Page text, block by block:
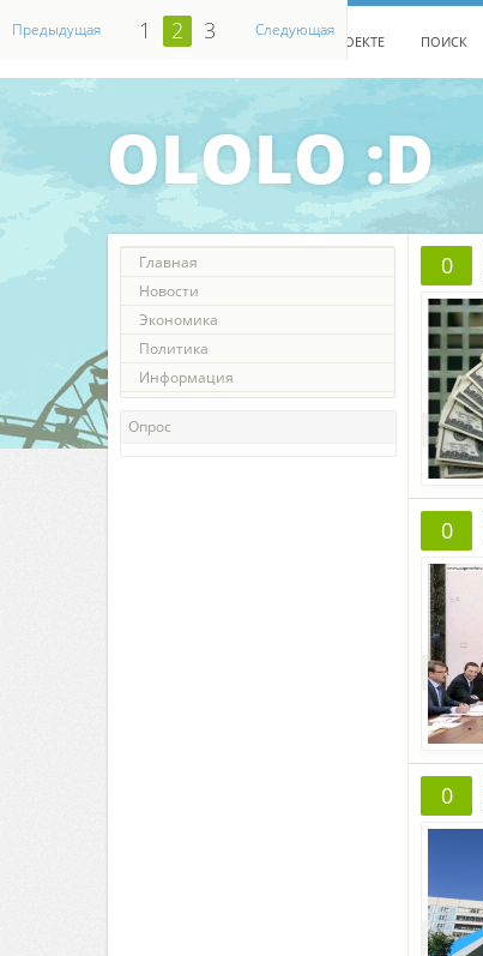
ГЛАВНАЯ НА ФОРУМ О ПРОЕКТЕ ПОИСК
OLOLO :D
Главная
Новости
Экономика
Политика
Информация
Опрос
0
0
0
Предыдущая Следующая
1 2 3